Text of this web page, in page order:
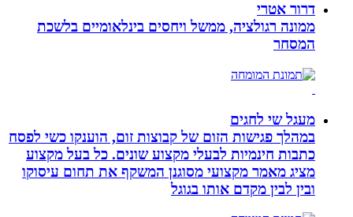
דרור אטרי
ממונה רגולציה, ממשל ויחסים בינלאומיים בלשכת
המסחר
מעגל שי לחגים
במהלך פגישות הזום של קבוצות זום, הוענקו כשי לפסח
כתבות חינמיות לבעלי מקצוע שונים. כל בעל מקצוע
מציג מאמר מקצועי מסוגנן המשקף את תחום עיסוקו
ובין לבין מקדם אותו בגוגל